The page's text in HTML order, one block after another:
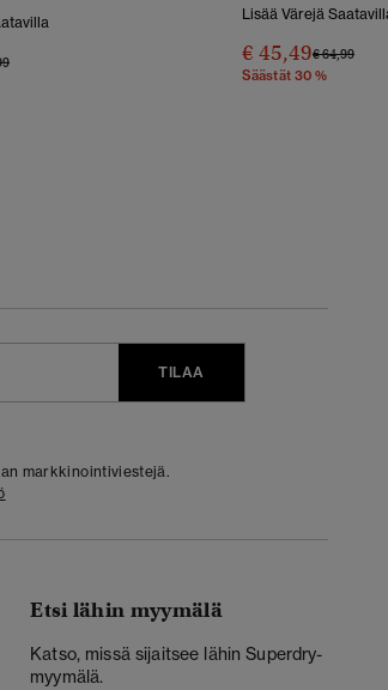
Hinnasta
Hintaan
Lisää Värejä
€ 45,49Hinta
€ 64,99
Säästät 30 %
TILAA
markkinointiviestejä.
Etsi lähin myymälä
Katso, missä sijaitsee lähin Superdry-
myymälä.